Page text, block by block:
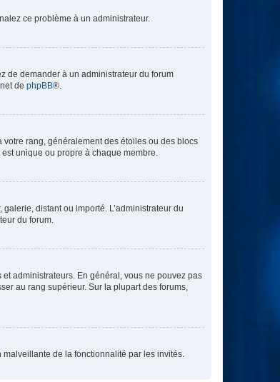
ce problème à un administrateur.
de demander à un administrateur du forum
de phpBB®.
votre rang, généralement des étoiles ou des blocs
unique ou propre à chaque membre.
distant ou importé. L’administrateur du
du forum.
administrateurs. En général, vous ne pouvez pas
au rang supérieur. Sur la plupart des forums,
malveillante de la fonctionnalité par les invités.